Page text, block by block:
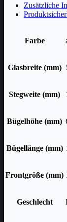
Zusätzliche
Farbe
Glasbreite (mm)
Stegweite (mm)
Bügelhöhe (mm)
Bügellänge (mm)
Frontgröße (mm)
Geschlecht